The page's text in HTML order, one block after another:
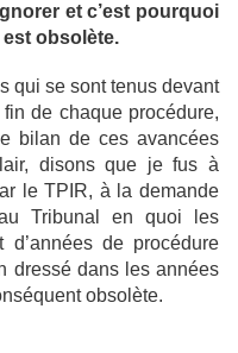
et c’est pourquoi
obsolète.
qui se sont tenus devant
de chaque procédure,
bilan de ces avancées
disons que je fus à
le TPIR, à la demande
Tribunal en quoi les
d’années de procédure
dressé dans les années
obsolète.